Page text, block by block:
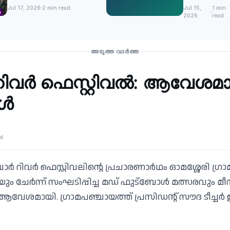
വളര്‍ത്തിയെടുക്കണം
Jul 17, 2026 2 min read
സീറ്റൊഴിവ്
Jul 15,
2026
1 min
read
അടുത്ത വാർത്ത
ഫെസ്റ്റിവൽ:
റിവര്‍ ഫെസ്റ്റിവലിന്റെ പ്രചാരണാര്‍ഥം ഓമശ്ശേരി
ചേര്‍ന്ന് സംഘടിപ്പിച്ച മഡ് ഫുട്‌ബോള്‍ മത്സരവും
ആവേശമായി. ഗ്രാമപഞ്ചായത്ത് പ്രസിഡന്റ് സൗദ ടീച്ചര്‍